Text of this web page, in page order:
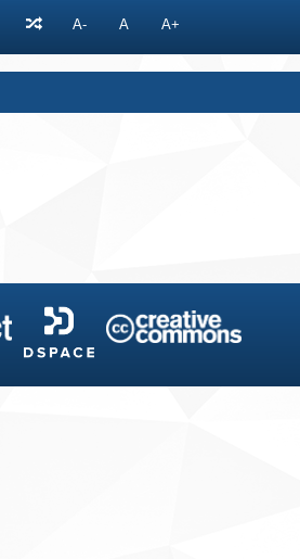
A- A A+